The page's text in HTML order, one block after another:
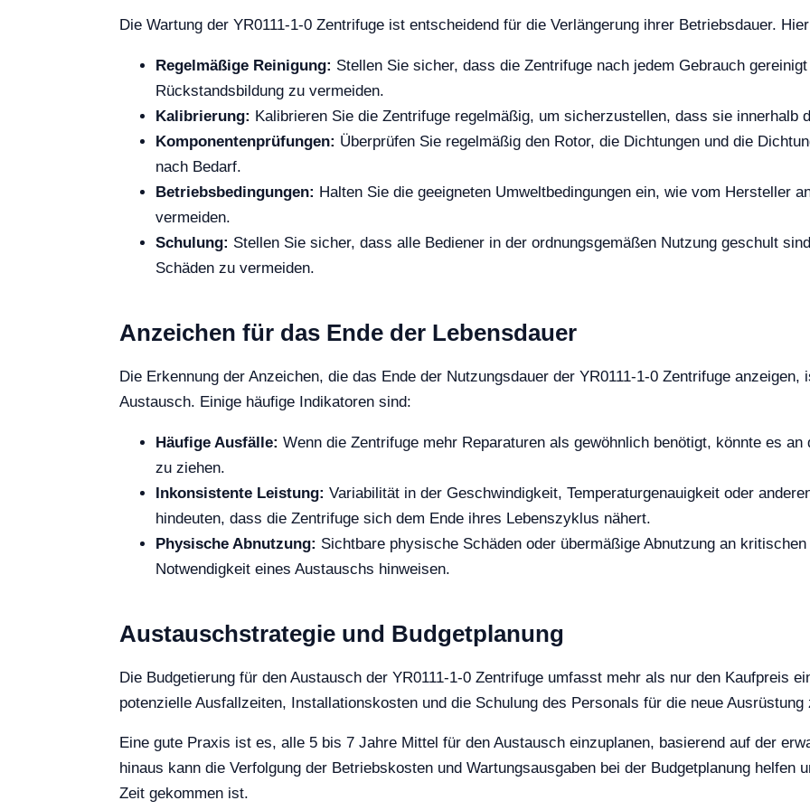
Die Wartung der YR0111-1-0 Zentrifuge ist entscheidend für die Verlängerung ihrer Betriebsdauer.
Regelmäßige Reinigung: Stellen Sie sicher, dass die Zentrifuge nach jedem Gebrauch
Rückstandsbildung zu vermeiden.
Kalibrierung: Kalibrieren Sie die Zentrifuge regelmäßig, um sicherzustellen, dass sie innerhalb
Komponentenprüfungen: Überprüfen Sie regelmäßig den Rotor, die Dichtungen und die
nach Bedarf.
Betriebsbedingungen: Halten Sie die geeigneten Umweltbedingungen ein, wie vom Hersteller
vermeiden.
Schulung: Stellen Sie sicher, dass alle Bediener in der ordnungsgemäßen Nutzung geschult
Schäden zu vermeiden.
Anzeichen für das Ende der Lebensdauer
Die Erkennung der Anzeichen, die das Ende der Nutzungsdauer der YR0111-1-0 Zentrifuge
Austausch. Einige häufige Indikatoren sind:
Häufige Ausfälle: Wenn die Zentrifuge mehr Reparaturen als gewöhnlich benötigt, könnte es
zu ziehen.
Inkonsistente Leistung: Variabilität in der Geschwindigkeit, Temperaturgenauigkeit oder
hindeuten, dass die Zentrifuge sich dem Ende ihres Lebenszyklus nähert.
Physische Abnutzung: Sichtbare physische Schäden oder übermäßige Abnutzung an
Notwendigkeit eines Austauschs hinweisen.
Austauschstrategie und Budgetplanung
Die Budgetierung für den Austausch der YR0111-1-0 Zentrifuge umfasst mehr als nur den Kaufpreis
potenzielle Ausfallzeiten, Installationskosten und die Schulung des Personals für die neue
Eine gute Praxis ist es, alle 5 bis 7 Jahre Mittel für den Austausch einzuplanen, basierend auf der
hinaus kann die Verfolgung der Betriebskosten und Wartungsausgaben bei der Budgetplanung helfen
Zeit gekommen ist.